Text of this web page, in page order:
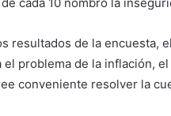
resultados de la encuesta,
el problema de la inflación,
conveniente resolver la